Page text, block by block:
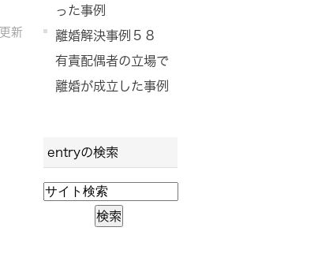
新
った事例
離婚解決事例５８
有責配偶者の立場で
離婚が成立した事例
entryの検索